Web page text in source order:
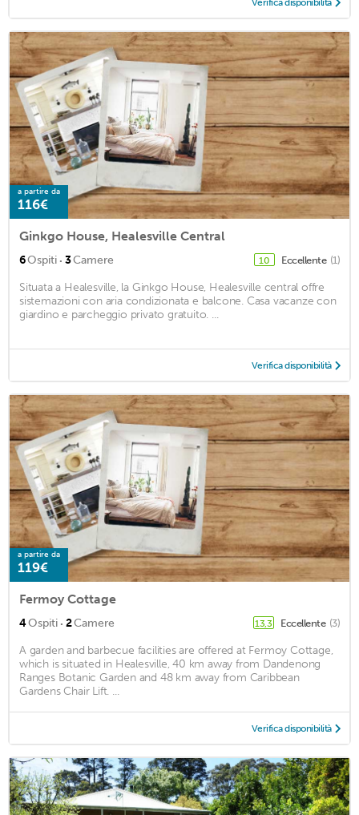
a partire da
116€
Ginkgo House, Healesville Central
6Ospiti · 3Camere 10 Eccellente (1)
Situata a Healesville, la Ginkgo House, Healesville central offre
sistemazioni con aria condizionata e balcone. Casa vacanze con
giardino e parcheggio privato gratuito. ...
Verifica disponibilità
a partire da
119€
Fermoy Cottage
4Ospiti · 2Camere 13,3 Eccellente (3)
A garden and barbecue facilities are offered at Fermoy Cottage,
which is situated in Healesville, 40 km away from Dandenong
Ranges Botanic Garden and 48 km away from Caribbean
Gardens Chair Lift. ...
Verifica disponibilità